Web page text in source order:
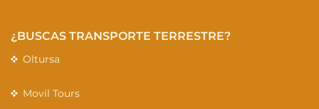
¿BUSCAS TRANSPORTE TERRESTRE?
Oltursa
Movil Tours